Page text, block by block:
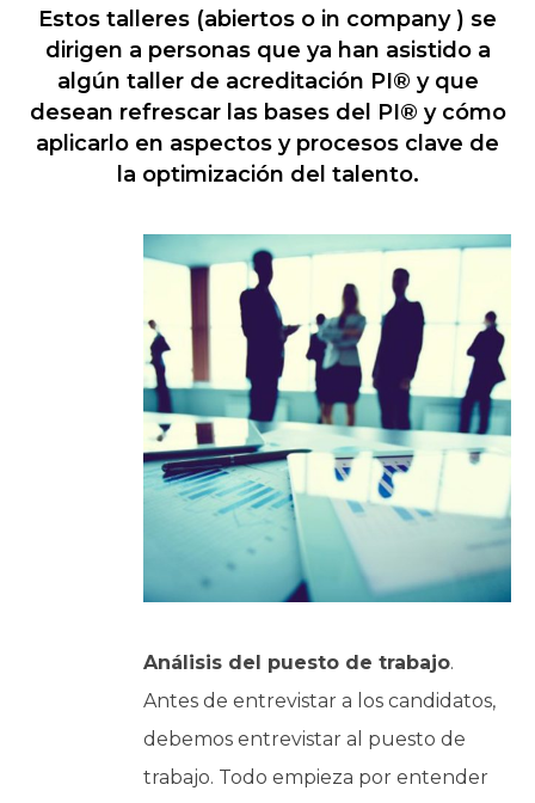
Estos talleres (abiertos o in company ) se
dirigen a personas que ya han asistido a
algún taller de acreditación PI® y que
desean refrescar las bases del PI® y cómo
aplicarlo en aspectos y procesos clave de
la optimización del talento.
Análisis del puesto de trabajo.
Antes de entrevistar a los candidatos,
debemos entrevistar al puesto de
trabajo. Todo empieza por entender